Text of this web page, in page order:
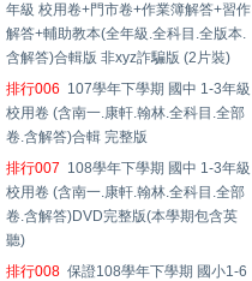
年級 校用卷+門市卷+作業簿解答+習作
解答+輔助教本(全年級.全科目.全版本.
含解答)合輯版 非xyz詐騙版 (2片裝)
排行006 107學年下學期 國中 1-3年級
校用卷 (含南一.康軒.翰林.全科目.全部
卷.含解答)合輯 完整版
排行007 108學年下學期 國中 1-3年級
校用卷 (含南一.康軒.翰林.全科目.全部
卷.含解答)DVD完整版(本學期包含英
聽)
排行008 保證108學年下學期 國小1-6